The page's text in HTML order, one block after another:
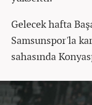
Gelecek hafta
Samsunspor'la
sahasında